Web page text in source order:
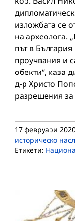
изложбата се
на археолога.
път в
проучвания и
обекти“, каза
д-р Христо
разрешения
17 февруари
историческо
Етикети: